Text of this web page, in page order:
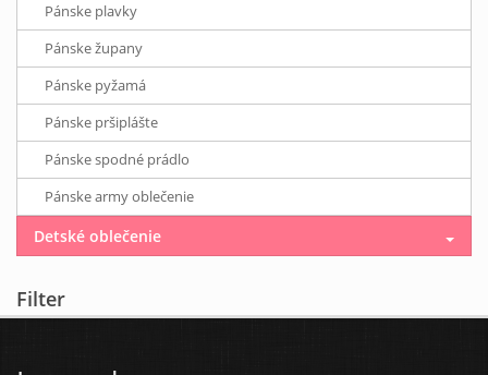
Pánske plavky
Pánske župany
Pánske pyžamá
Pánske pršiplášte
Pánske spodné prádlo
Pánske army oblečenie
Detské oblečenie
Filter